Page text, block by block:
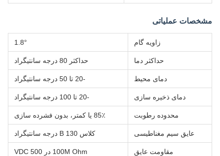
مشخصات عملیاتی
زاویه گام 1.8°
حداکثر دما حداکثر 80 درجه سانتیگراد
دمای محیط
دمای ذخیره سازی
محدوده رطوبت 85٪ یا کمتر، بدون فشرده سازی
عایق سیم مغناطیسی کلاس B 130 درجه سانتیگراد
مقاومت عایق 100M Ohm در 500 VDC